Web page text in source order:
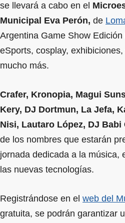
se llevará a cabo en el
Municipal Eva Perón, de
Argentina Game Show
eSports, cosplay,
mucho más.
Crafer, Kronopia, Magui
Kery, DJ Dortmun, La Jefa,
Nisi, Lautaro López, DJ Babi
de los nombres que estarán
jornada dedicada a la música,
las nuevas tecnologías.
Registrándose en el web del
gratuita, se podrán garantizar